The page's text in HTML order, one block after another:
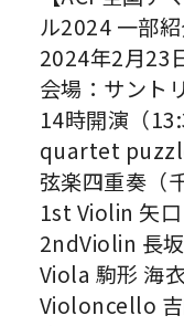
ル2024 一部紹
2024年2月23
会場：サント
14時開演（
quartet
弦楽四重奏（
1st Violin 矢口
2ndViolin 長
Viola 駒形 海衣
Violoncello 吉